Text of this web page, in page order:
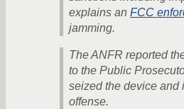
explains an FCC
jamming.
The ANFR reported
to the Public
seized the device and
offense.